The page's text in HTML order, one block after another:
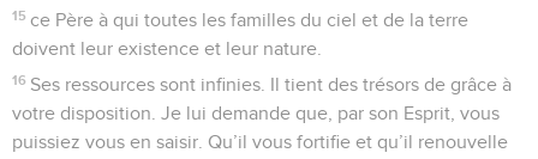
15 ce Père à qui toutes les familles du ciel et de la terre
doivent leur existence et leur nature.
16 Ses ressources sont infinies. Il tient des trésors de grâce à
votre disposition. Je lui demande que, par son Esprit, vous
puissiez vous en saisir. Qu’il vous fortifie et qu’il renouvelle